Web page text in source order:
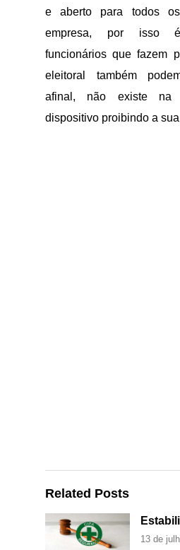
e aberto para todos
empresa, por isso
funcionários que fazem
eleitoral também
afinal, não existe na
dispositivo proibindo a
Related Posts
13 de